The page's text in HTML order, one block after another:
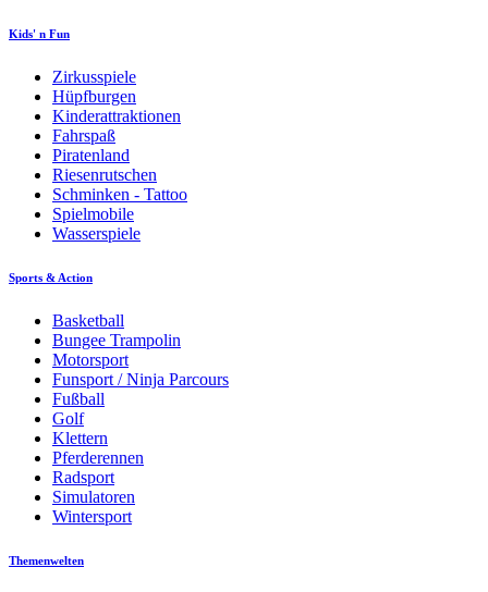
Kids' n Fun
Zirkusspiele
Hüpfburgen
Kinderattraktionen
Fahrspaß
Piratenland
Riesenrutschen
Schminken - Tattoo
Spielmobile
Wasserspiele
Sports & Action
Basketball
Bungee Trampolin
Motorsport
Funsport / Ninja Parcours
Fußball
Golf
Klettern
Pferderennen
Radsport
Simulatoren
Wintersport
Themenwelten